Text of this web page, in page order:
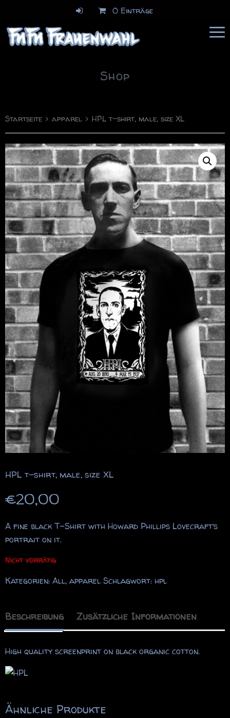
0 Einträge
Shop
Startseite apparel HPL t-shirt, male, size XL
HPL t-shirt, male, size XL
€20,00
A fine black T-Shirt with Howard Phillips Lovecraft’s
portrait on it.
Nicht vorrätig
Kategorien: All, apparel Schlagwort: hpl
Beschreibung Zusätzliche Informationen
High quality screenprint on black organic cotton.
Ähnliche Produkte